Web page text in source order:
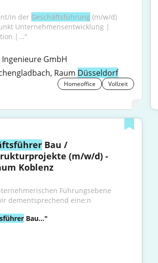
in der Geschäftsführung (m/w/d)
Unternehmensentwicklung |
|..."
Ingenieure GmbH
Raum Düsseldorf
Homeoffice Vollzeit
Bau /
(m/w/d) -
Koblenz
Führungsebene
dementsprechend eine:n
Bau..."